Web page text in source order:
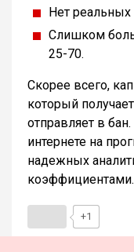
Нет
Слишком
25-70.
Скорее всего,
который
отправляет в
интернете на
надежных
коэффициентами.
+1